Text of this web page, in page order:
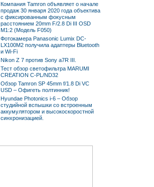
Компания Tamron объявляет о начале
продаж 30 января 2020 года объектива
с фиксированным фокусным
расстоянием 20mm F/2.8 Di III OSD
M1:2 (Модель F050)
Фотокамера Panasonic Lumix DC-
LX100M2 получила адаптеры Bluetooth
и Wi-Fi
Nikon Z 7 против Sony a7R III.
Тест обзор светофильтра MARUMI
CREATION C-PL/ND32
Обзор Tamron SP 45mm f/1.8 Di VC
USD – Офигеть полтинник!
Hyundae Photonics i-6 – Обзор
студийной вспышки со встроенным
аккумулятором и высокоскоростной
синхронизацией.